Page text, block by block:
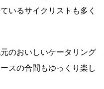
いるサイクリストも多く
のおいしいケータリング
スの合間もゆっくり楽し